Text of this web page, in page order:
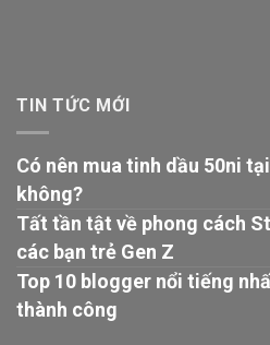
TIN TỨC MỚI
Có nên mua tinh dầu 50ni
không?
Tất tần tật về phong cách
các bạn trẻ Gen Z
Top 10 blogger nổi tiếng
thành công